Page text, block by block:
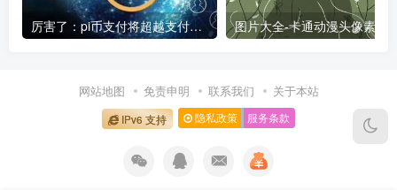
厉害了：pi币支付将超越支付宝微信成为全球第一大支付平台 图片大全-卡通动漫头像素材
网站地图 免责申明 联系我们 关于本站
IPv6 支持 隐私政策 服务条款